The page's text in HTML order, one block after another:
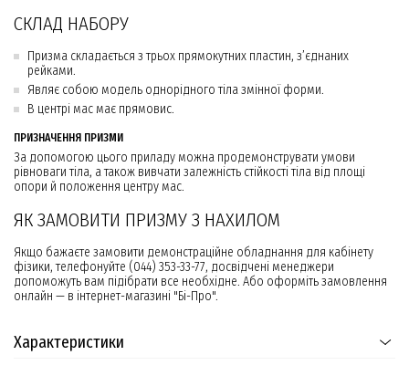
СКЛАД НАБОРУ
Призма складається з трьох прямокутних пластин, з’єднаних
рейками.
Являє собою модель однорідного тіла змінної форми.
В центрі мас має прямовис.
ПРИЗНАЧЕННЯ ПРИЗМИ
За допомогою цього приладу можна продемонструвати умови
рівноваги тіла, а також вивчати залежність стійкості тіла від площі
опори й положення центру мас.
ЯК ЗАМОВИТИ ПРИЗМУ З НАХИЛОМ
Якщо бажаєте замовити демонстраційне обладнання для кабінету
фізики, телефонуйте (044) 353-33-77, досвідчені менеджери
допоможуть вам підібрати все необхідне. Або оформіть замовлення
онлайн — в інтернет-магазині "Бі-Про".
Характеристики